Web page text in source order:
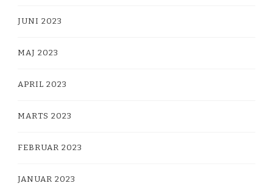
JUNI 2023
MAJ 2023
APRIL 2023
MARTS 2023
FEBRUAR 2023
JANUAR 2023